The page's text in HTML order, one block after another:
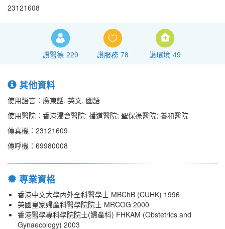
23121608
讚醫德 229 讚服務 78 讚環境 49
其他資料
使用語言：廣東話, 英文, 國語
使用醫院：香港浸會醫院; 播道醫院; 聖保祿醫院; 養和醫院
傳真機：23121609
傳呼機：69980008
專業資格
香港中文大學內外全科醫學士 MBChB (CUHK) 1996
英國皇家婦產科醫學院院士 MRCOG 2000
香港醫學專科學院院士(婦產科) FHKAM (Obstetrics and
Gynaecology) 2003